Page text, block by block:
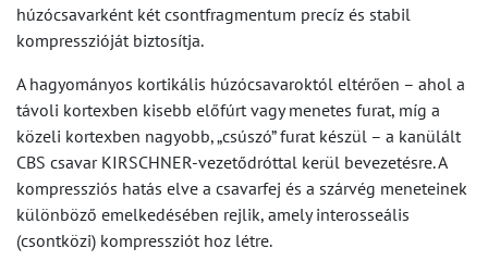
húzócsavarként két csontfragmentum precíz és stabil
kompresszióját biztosítja.
A hagyományos kortikális húzócsavaroktól eltérően – ahol a
távoli kortexben kisebb előfúrt vagy menetes furat, míg a
közeli kortexben nagyobb, „csúszó” furat készül – a kanülált
CBS csavar KIRSCHNER-vezetődróttal kerül bevezetésre. A
kompressziós hatás elve a csavarfej és a szárvég meneteinek
különböző emelkedésében rejlik, amely interosseális
(csontközi) kompressziót hoz létre.